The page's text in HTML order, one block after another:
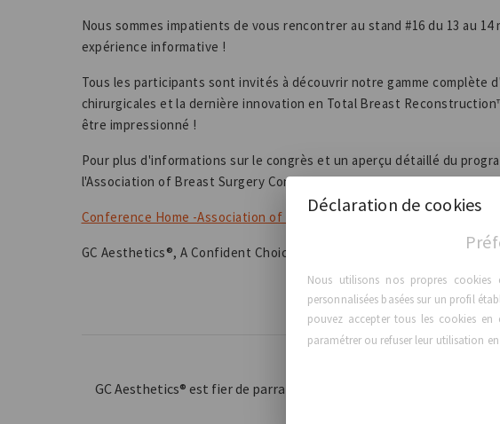
Nous sommes impatients de vous rencontrer au stand #16 du 13 au 14
expérience informative !
Tous les participants sont invités à découvrir notre gamme complète
chirurgicales et la dernière innovation en Total Breast
être impressionné !
Pour plus d'informations sur le congrès et un aperçu détaillé du
l'Association of Breast Surgery Conference Home :
Conference Home -Association of Breast Surgery
GC Aesthetics®, A Confident Choice for Life™
GC Aesthetics® est fier de parrainer le XXV Congreso
Déclaration de cookies
Nous utilisons nos propres
personnalisées basées sur un profil
pouvez accepter tous les cookies
paramétrer ou refuser leur utilisation